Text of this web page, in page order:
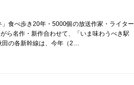
」食べ歩き20年・5000個の放送作家・ライター
ら名作・新作合わせて、「いま味わうべき駅
田の各新幹線は、今年（2…